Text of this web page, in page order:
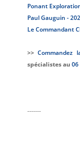
Ponant
Paul Gauguin -
Le Commandant
>>Commandez
spécialistes au 06
-------